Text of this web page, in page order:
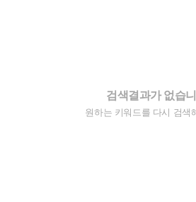
검색결과가 없습
원하는 키워드를 다시 검색